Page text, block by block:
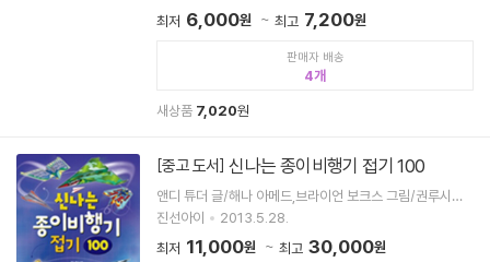
최저 6,000원 최고 7,200원
판매자 배송
4
새상품 7,020원
[중고 도서] 신나는 종이비행기 접기 100
앤디 튜더 글/해나 아메드,브라이언 보크스 그림/권루시안
역
진선아이
2013.5.28.
최저 11,000원 최고 30,000원